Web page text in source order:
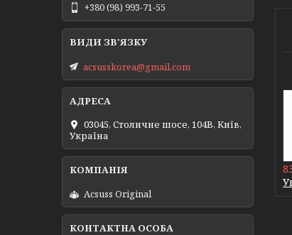
+380 (98) 993-71-55
acsusskorea@gmail.com
03045, Столичне шосе, 104B, Київ,
Україна
Acsuss Original